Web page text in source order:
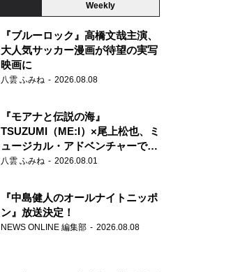
Weekly
『ブルーロック』高橋文哉主演、
大人気サッカー漫画が待望の実写
映画に
八雲 ふみね 2026.08.08
『モアナと伝説の海』
TSUZUMI（ME:I）×尾上松也、ミ
ュージカル・アドベンチャーで美
声を響かせる
八雲 ふみね 2026.08.01
『中島健人のオールナイトニッポ
ン』放送決定！
NEWS ONLINE 編集部 2026.08.08